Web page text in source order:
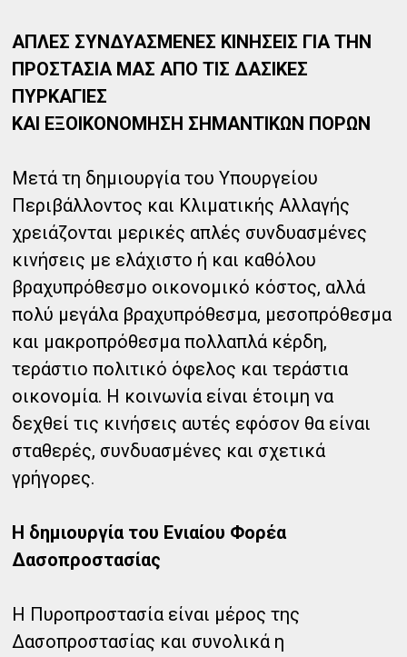
ΑΠΛΕΣ ΣΥΝΔΥΑΣΜΕΝΕΣ ΚΙΝΗΣΕΙΣ ΓΙΑ ΤΗΝ
ΠΡΟΣΤΑΣΙΑ ΜΑΣ ΑΠΟ ΤΙΣ ΔΑΣΙΚΕΣ
ΠΥΡΚΑΓΙΕΣ
ΚΑΙ ΕΞΟΙΚΟΝΟΜΗΣΗ ΣΗΜΑΝΤΙΚΩΝ ΠΟΡΩΝ
Μετά τη δημιουργία του Υπουργείου
Περιβάλλοντος και Κλιματικής Αλλαγής
χρειάζονται μερικές απλές συνδυασμένες
κινήσεις με ελάχιστο ή και καθόλου
βραχυπρόθεσμο οικονομικό κόστος, αλλά
πολύ μεγάλα βραχυπρόθεσμα, μεσοπρόθεσμα
και μακροπρόθεσμα πολλαπλά κέρδη,
τεράστιο πολιτικό όφελος και τεράστια
οικονομία. Η κοινωνία είναι έτοιμη να
δεχθεί τις κινήσεις αυτές εφόσον θα είναι
σταθερές, συνδυασμένες και σχετικά
γρήγορες.
Η δημιουργία του Ενιαίου Φορέα
Δασοπροστασίας
Η Πυροπροστασία είναι μέρος της
Δασοπροστασίας και συνολικά η